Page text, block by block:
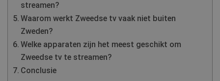
streamen?
Waarom werkt Zweedse tv vaak niet buiten
Zweden?
Welke apparaten zijn het meest geschikt om
Zweedse tv te streamen?
Conclusie